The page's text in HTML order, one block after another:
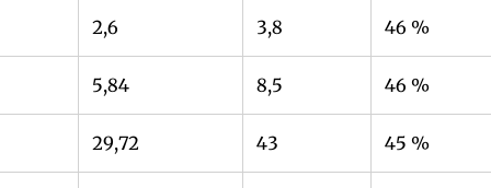
2,6 3,8 46 %
5,84 8,5 46 %
29,72 43 45 %